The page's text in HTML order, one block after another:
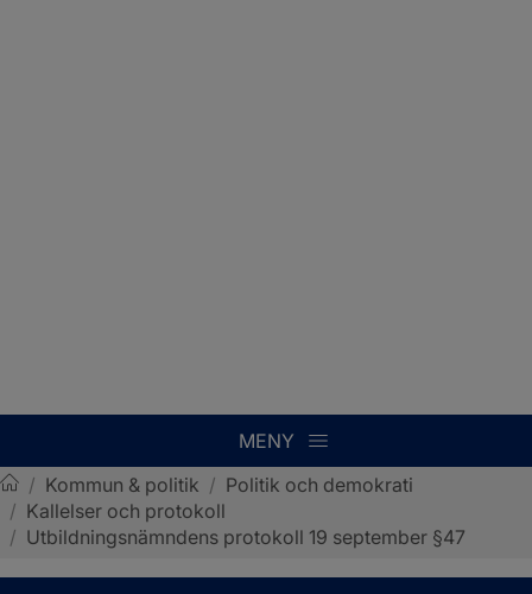
MENY
Sotenäs kommun
/ Kommun & politik / Politik och demokrati
/ Kallelser och protokoll
/ Utbildningsnämndens protokoll 19 september §47